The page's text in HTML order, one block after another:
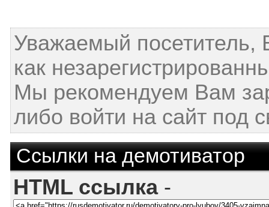
Уважаемый посетитель,
как
Мы рекомендуем Вам
либо войти на сайт под
Ссылки на демотиватор
HTML ссылка-